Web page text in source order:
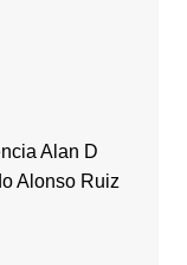
Alan D
Alonso Ruiz